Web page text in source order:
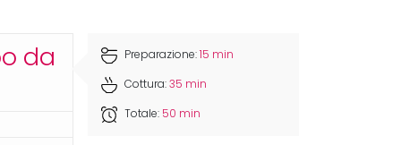
da Preparazione:15 min
Cottura:35 min
Totale: 50 min